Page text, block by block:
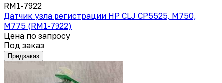
RM1-7922
Датчик узла регистрации HP CLJ CP5525, M750,
M775 (RM1-7922)
Цена по запросу
Под заказ
Предзаказ